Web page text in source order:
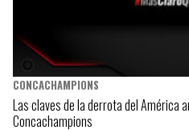
CONCACHAMPIONS
Las claves de la derrota del América
Concachampions